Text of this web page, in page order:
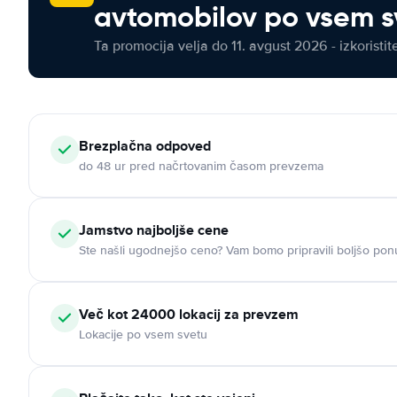
avtomobilov po vsem
Ta promocija velja do 11. avgust 2026 -
Brezplačna odpoved
do 48 ur pred načrtovanim časom prevzema
Jamstvo najboljše cene
Ste našli ugodnejšo ceno? Vam bomo pripravili boljšo
Več kot 24000 lokacij za prevzem
Lokacije po vsem svetu